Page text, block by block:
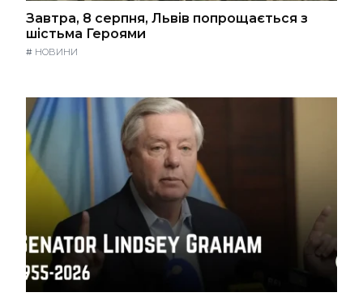
Завтра, 8 серпня, Львів попрощається з
шістьма Героями
# НОВИНИ